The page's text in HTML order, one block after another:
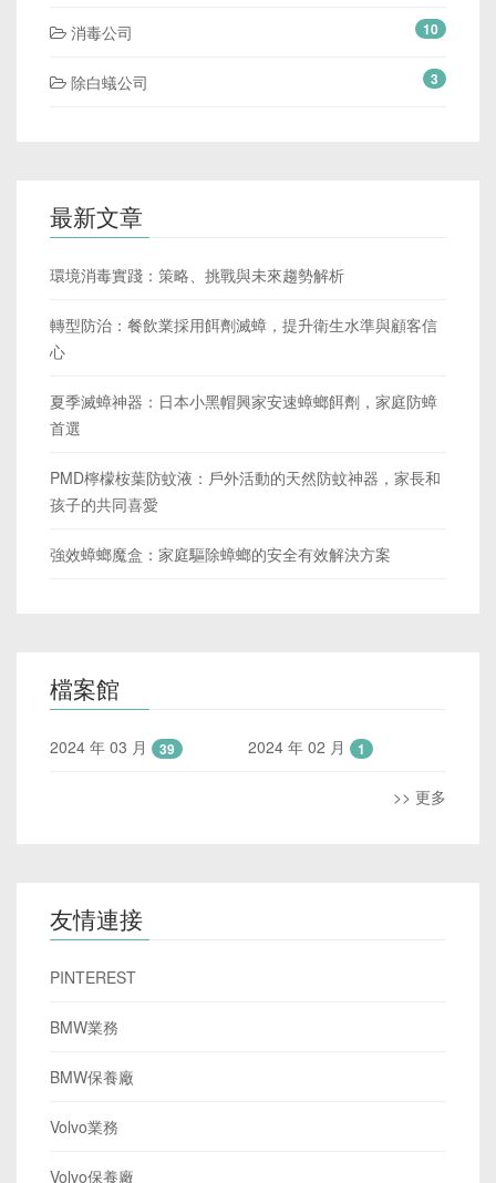
消毒公司 10
除白蟻公司 3
最新文章
環境消毒實踐：策略、挑戰與未來趨勢解析
轉型防治：餐飲業採用餌劑滅蟑，提升衛生水準與顧客信
心
夏季滅蟑神器：日本小黑帽興家安速蟑螂餌劑，家庭防蟑
首選
PMD檸檬桉葉防蚊液：戶外活動的天然防蚊神器，家長和
孩子的共同喜愛
強效蟑螂魔盒：家庭驅除蟑螂的安全有效解決方案
檔案館
2024 年 03 月 39 2024 年 02 月 1
>> 更多
友情連接
PINTEREST
BMW業務
BMW保養廠
Volvo業務
Volvo保養廠